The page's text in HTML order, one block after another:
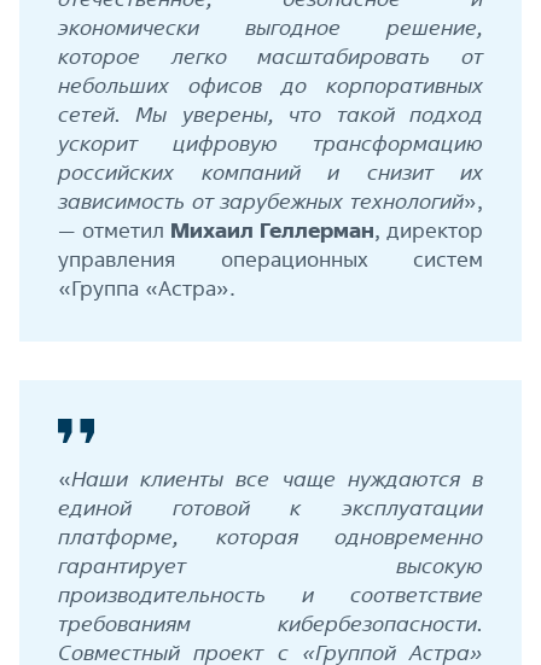
экономически выгодное решение,
которое легко масштабировать от
небольших офисов до корпоративных
сетей. Мы уверены, что такой подход
ускорит цифровую трансформацию
российских компаний и снизит их
зависимость от зарубежных технологий»,
— отметил Михаил Геллерман , директор
управления операционных систем
«Группа «Астра».
«Наши клиенты все чаще нуждаются в
единой готовой к эксплуатации
платформе, которая одновременно
гарантирует высокую
производительность и соответствие
требованиям кибербезопасности.
Совместный проект с «Группой Астра»